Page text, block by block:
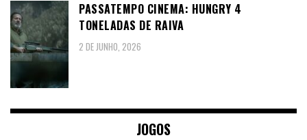
PASSATEMPO CINEMA: HUNGRY 4
TONELADAS DE RAIVA
2 DE JUNHO, 2026
JOGOS